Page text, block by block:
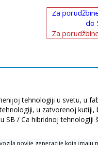
Za
do
Za
tehnologiji u svetu, u
u zatvorenoj
SB / Ca hibridnoj
novije generacije koja imaju